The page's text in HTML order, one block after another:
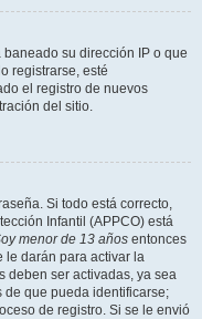
su dirección IP o que
registrarse, esté
el registro de nuevos
del sitio.
Si todo está correcto,
Infantil (APPCO) está
menor de 13 años entonces
le darán para activar la
deben ser activadas, ya sea
de que pueda identificarse;
de registro. Si se le envió